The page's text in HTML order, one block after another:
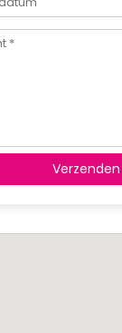
Verzenden